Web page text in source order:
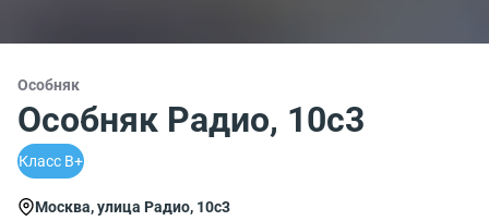
Особняк
Особняк Радио, 10с3
Класс B+
Москва, улица Радио, 10с3